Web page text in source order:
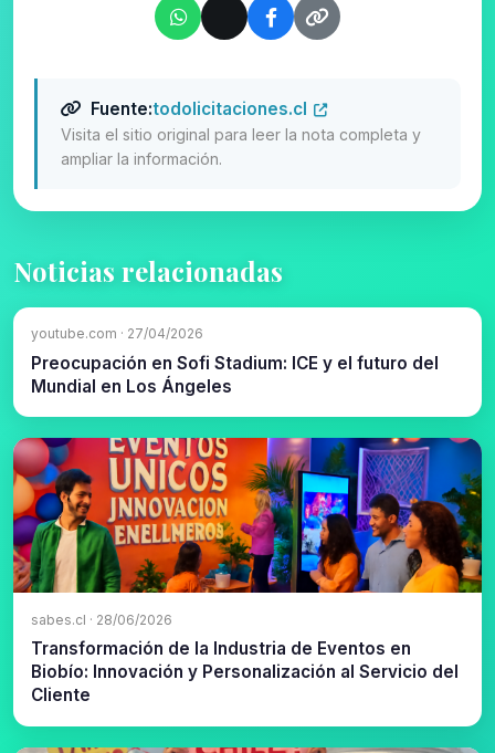
Fuente:todolicitaciones.cl
Visita el sitio original para leer la nota completa y
ampliar la información.
Noticias relacionadas
youtube.com · 27/04/2026
Preocupación en Sofi Stadium: ICE y el futuro del
Mundial en Los Ángeles
sabes.cl · 28/06/2026
Transformación de la Industria de Eventos en
Biobío: Innovación y Personalización al Servicio del
Cliente